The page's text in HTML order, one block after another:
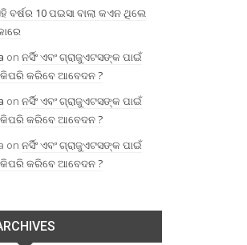
ବର୍ଷର 10 ପଇସା ବାଲା କଏନ ଥିଲେ
on ନର୍ସିଂ ଏବଂ ଗ୍ରାଜୁଏଟସଙ୍କ ପାଇଁ
କିପରି କରିବେ ଆବେଦନ ?
on ନର୍ସିଂ ଏବଂ ଗ୍ରାଜୁଏଟସଙ୍କ ପାଇଁ
କିପରି କରିବେ ଆବେଦନ ?
on ନର୍ସିଂ ଏବଂ ଗ୍ରାଜୁଏଟସଙ୍କ ପାଇଁ
କିପରି କରିବେ ଆବେଦନ ?